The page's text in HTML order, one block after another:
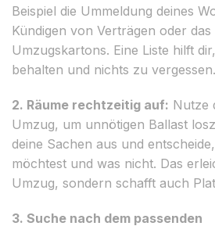
Beispiel die Ummeldung deines
Kündigen von Verträgen oder
Umzugskartons. Eine Liste hilft
behalten und nichts zu vergessen.
2. Räume rechtzeitig auf: Nutze
Umzug, um unnötigen Ballast
deine Sachen aus und
möchtest und was nicht. Das
Umzug, sondern schafft auch
3. Suche nach dem passenden